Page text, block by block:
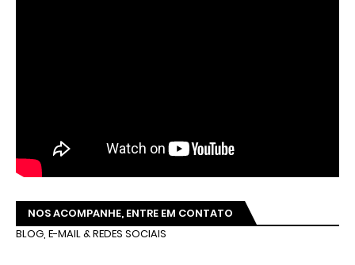
NOS ACOMPANHE, ENTRE EM CONTATO
BLOG, E-MAIL & REDES SOCIAIS